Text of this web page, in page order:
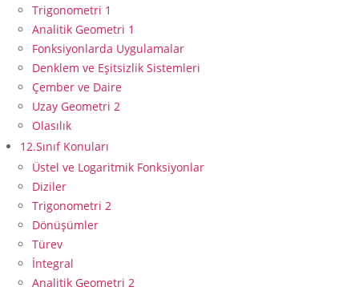
Trigonometri 1
Analitik Geometri 1
Fonksiyonlarda Uygulamalar
Denklem ve Eşitsizlik Sistemleri
Çember ve Daire
Uzay Geometri 2
Olasılık
12.Sınıf Konuları
Üstel ve Logaritmik Fonksiyonlar
Diziler
Trigonometri 2
Dönüşümler
Türev
İntegral
Analitik Geometri 2